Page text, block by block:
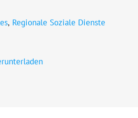
, Regionale Soziale Dienste